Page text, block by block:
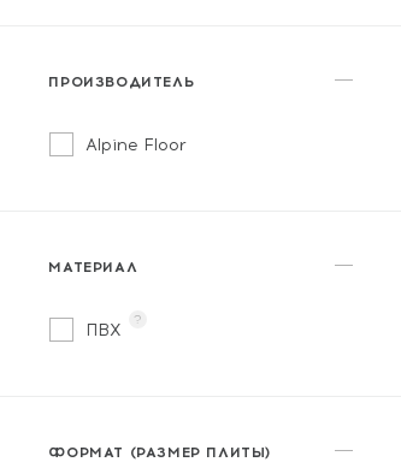
ПРОИЗВОДИТЕЛЬ
Alpine Floor
МАТЕРИАЛ
ПВХ
?
ФОРМАТ (РАЗМЕР ПЛИТЫ)